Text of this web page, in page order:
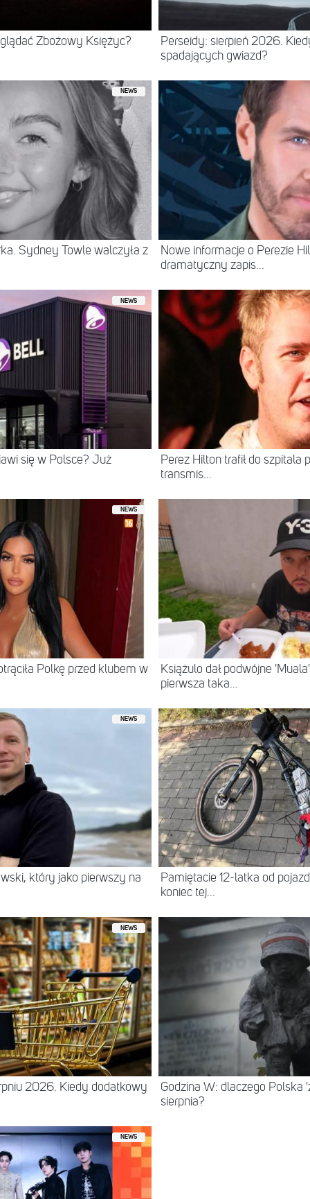
Zbożowy Księżyc?
Perseidy: sierpień 2026.
spadających gwiazd?
NEWS
Sydney Towle walczyła z
Nowe informacje o Perezie
dramatyczny zapis...
NEWS
się w Polsce? Już
Perez Hilton trafił do szpitala
transmis...
NEWS
Polkę przed klubem w
Książulo dał podwójne
pierwsza taka...
NEWS
który jako pierwszy na
Pamiętacie 12-latka od
koniec tej...
NEWS
2026. Kiedy dodatkowy
Godzina W: dlaczego Polska
sierpnia?
NEWS